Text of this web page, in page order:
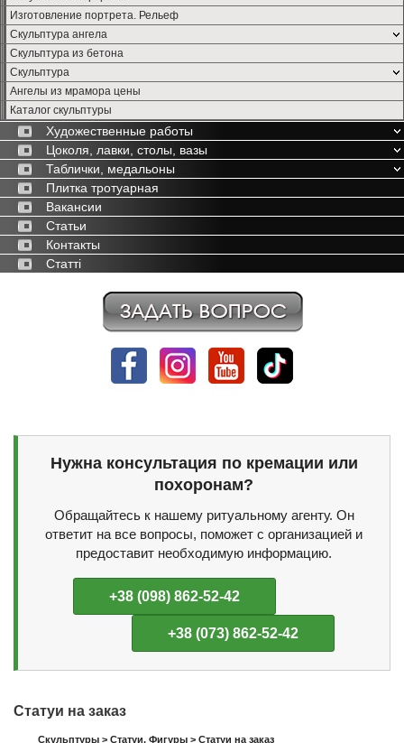
Изготовление портрета. Рельеф
Скульптура ангела
Скульптура из бетона
Скульптура
Ангелы из мрамора цены
Каталог скульптуры
Художественные работы
Цоколя, лавки, столы, вазы
Таблички, медальоны
Плитка тротуарная
Вакансии
Статьи
Контакты
Статті
Нужна консультация по кремации или
похоронам?
Обращайтесь к нашему ритуальному агенту. Он
ответит на все вопросы, поможет с организацией и
предоставит необходимую информацию.
+38 (098) 862-52-42
+38 (073) 862-52-42
Статуи на заказ
Скульптуры > Статуи. Фигуры > Статуи на заказ